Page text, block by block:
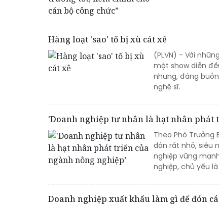
Hàng loạt 'sao' tố bị xù cát xê
(PLVN) - Với
một show diễn
nhưng, đáng
nghệ sĩ.
'Doanh nghiệp tư nhân là hạt nhân phát
Theo Phó Trưởng
dân rất nhỏ, siêu
nghiệp vững
nghiệp, chủ yếu
Doanh nghiệp xuất khẩu làm gì để đón